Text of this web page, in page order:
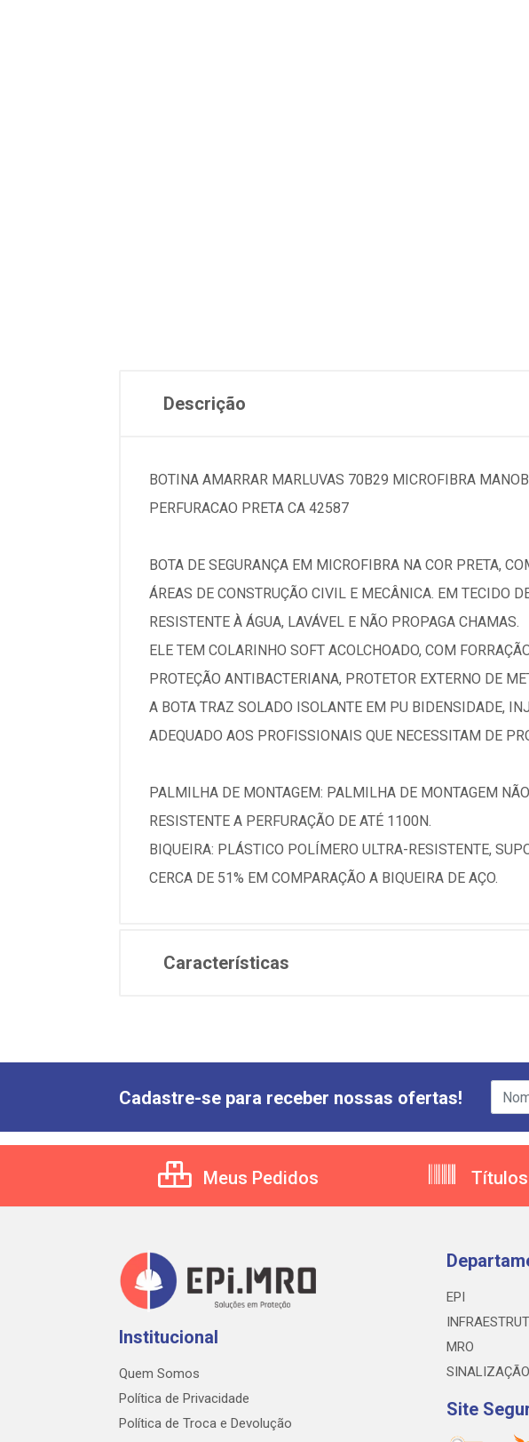
Descrição
BOTINA AMARRAR MARLUVAS 70B29 MICROFIBRA
PERFURACAO PRETA CA 42587
BOTA DE SEGURANÇA EM MICROFIBRA NA COR PRETA,
ÁREAS DE CONSTRUÇÃO CIVIL E MECÂNICA. EM TECIDO
RESISTENTE À ÁGUA, LAVÁVEL E NÃO PROPAGA CHAMAS.
ELE TEM COLARINHO SOFT ACOLCHOADO, COM
PROTEÇÃO ANTIBACTERIANA, PROTETOR EXTERNO DE
A BOTA TRAZ SOLADO ISOLANTE EM PU BIDENSIDADE,
ADEQUADO AOS PROFISSIONAIS QUE NECESSITAM DE
PALMILHA DE MONTAGEM: PALMILHA DE MONTAGEM
RESISTENTE A PERFURAÇÃO DE ATÉ 1100N.
BIQUEIRA: PLÁSTICO POLÍMERO ULTRA-RESISTENTE,
CERCA DE 51% EM COMPARAÇÃO A BIQUEIRA DE AÇO.
Características
Cadastre-se para receber nossas ofertas!
Meus Pedidos Títulos
Institucional
Quem Somos
Política de Privacidade
Política de Troca e Devolução
EPI
MRO
SINALIZAÇÃO
Site